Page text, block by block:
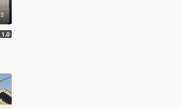
3
1.0